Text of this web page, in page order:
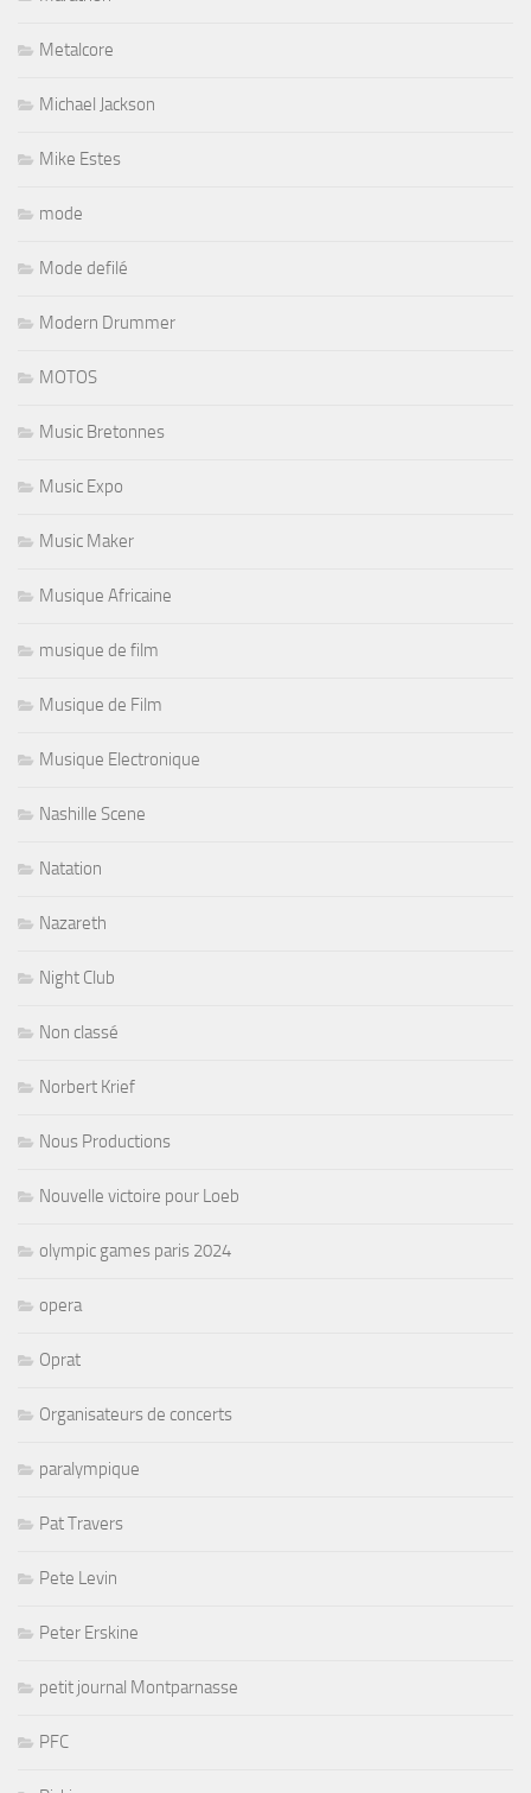
Metalcore
Michael Jackson
Mike Estes
mode
Mode defilé
Modern Drummer
MOTOS
Music Bretonnes
Music Expo
Music Maker
Musique Africaine
musique de film
Musique de Film
Musique Electronique
Nashille Scene
Natation
Nazareth
Night Club
Non classé
Norbert Krief
Nous Productions
Nouvelle victoire pour Loeb
olympic games paris 2024
opera
Oprat
Organisateurs de concerts
paralympique
Pat Travers
Pete Levin
Peter Erskine
petit journal Montparnasse
PFC